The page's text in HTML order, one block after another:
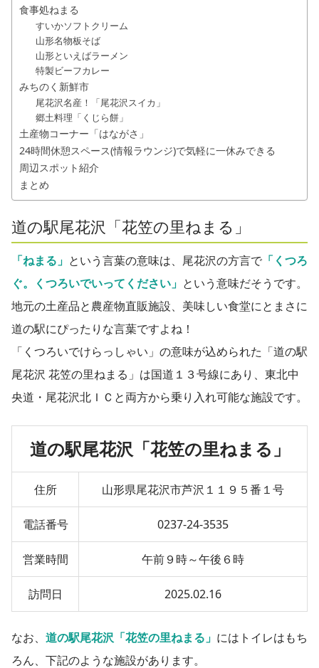
食事処ねまる
すいかソフトクリーム
山形名物板そば
山形といえばラーメン
特製ビーフカレー
みちのく新鮮市
尾花沢名産！「尾花沢スイカ」
郷土料理「くじら餅」
土産物コーナー「はながさ」
24時間休憩スペース(情報ラウンジ)で気軽に一休みできる
周辺スポット紹介
まとめ
道の駅尾花沢「花笠の里ねまる」
「ねまる」 という言葉の意味は、尾花沢の方言で 「くつろ
ぐ。くつろいでいってください」 という意味だそうです。
地元の土産品と農産物直販施設、美味しい食堂にとまさに
道の駅にぴったりな言葉ですよね！
「くつろいでけらっしゃい」の意味が込められた「道の駅
尾花沢 花笠の里ねまる」は国道１３号線にあり、東北中
央道・尾花沢北ＩＣと両方から乗り入れ可能な施設です。
道の駅尾花沢「花笠の里ねまる」
住所 山形県尾花沢市芦沢１１９５番１号
電話番号 0237-24-3535
営業時間 午前９時～午後６時
訪問日 2025.02.16
なお、 道の駅尾花沢「花笠の里ねまる」 にはトイレはもち
ろん、 下記のような施設があります。